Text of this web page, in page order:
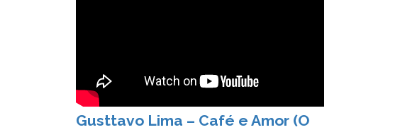
Gusttavo Lima – Café e Amor (O